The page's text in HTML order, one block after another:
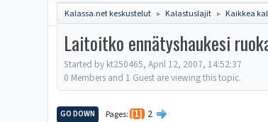
Kalassa.net keskustelut ► Kalastuslajit ► Kaikkea
Laitoitko ennätyshaukesi
Started by kt250465, April 12, 2007, 14:52:37
0 Members and 1 Guest are viewing this topic.
GO DOWN Pages 1 2